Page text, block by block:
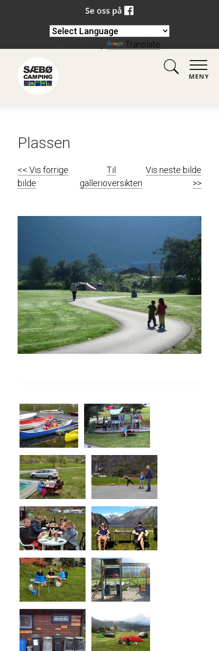
MENY
Plassen
<< Vis forrige
bilde
Til
gallerioversikten
Vis neste bilde
>>
Translate